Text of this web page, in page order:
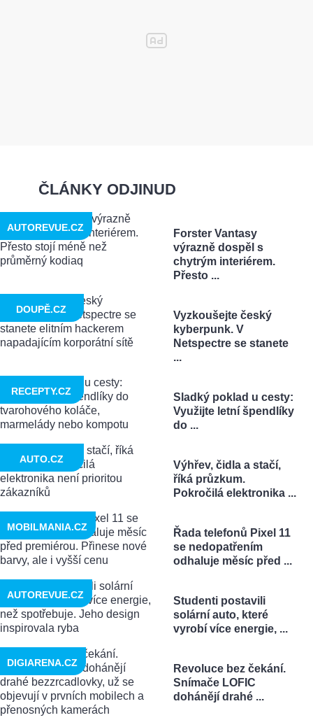
ČLÁNKY ODJINUD
Forster Vantasy
výrazně dospěl s
chytrým interiérem.
Přesto ...
AUTOREVUE.CZ
Vyzkoušejte český
kyberpunk. V
Netspectre se stanete
...
DOUPĚ.CZ
Sladký poklad u cesty:
Využijte letní špendlíky
do ...
RECEPTY.CZ
Výhřev, čidla a stačí,
říká průzkum.
Pokročilá elektronika ...
AUTO.CZ
Řada telefonů Pixel 11
se nedopatřením
odhaluje měsíc před ...
MOBILMANIA.CZ
Studenti postavili
solární auto, které
vyrobí více energie, ...
AUTOREVUE.CZ
Revoluce bez čekání.
Snímače LOFIC
dohánějí drahé ...
DIGIARENA.CZ